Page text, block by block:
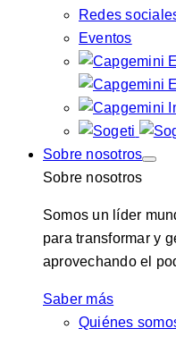
Redes
Eventos
Sobre nosotros
Sobre nosotros
Somos un líder
para transformar y
aprovechando el
Saber más
Quiénes